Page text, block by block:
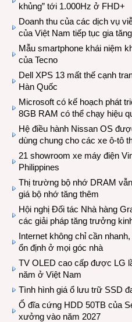
khủng” tới 1.000Hz ở FHD+
Doanh thu của các dịch vụ
của Việt Nam tiếp tục gia tăng
Mẫu smartphone khái niệm
của Tecno
Dell XPS 13 mất thế cạnh
Hàn Quốc
Microsoft có kế hoạch phát
8GB RAM có thể chạy hiệu
Hệ điều hành Nissan OS
dùng chung cho các xe ô-tô
21 showroom xe máy điện
Philippines
Thị trường bộ nhớ DRAM
giá bộ nhớ tăng thêm
Hội nghị Đối tác Nhà hàng
các giải pháp tăng trưởng
Internet không chỉ cần
ổn định ở mọi góc nhà
TV OLED cao cấp được LG
năm ở Việt Nam
Tình hình giá ổ lưu trữ SSD
Ổ đĩa cứng HDD 50TB của
xưởng vào năm 2027